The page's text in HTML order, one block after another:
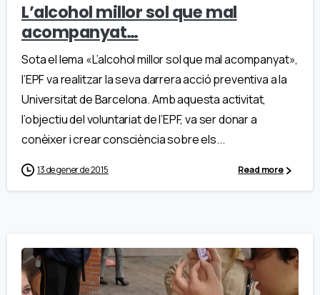
L’alcohol millor sol que mal
acompanyat…
Sota el lema «L’alcohol millor sol que mal acompanyat»,
l’EPF va realitzar la seva darrera acció preventiva a la
Universitat de Barcelona. Amb aquesta activitat,
l’objectiu del voluntariat de l’EPF, va ser donar a
conèixer i crear consciència sobre els...
13 de gener de 2015 Read more